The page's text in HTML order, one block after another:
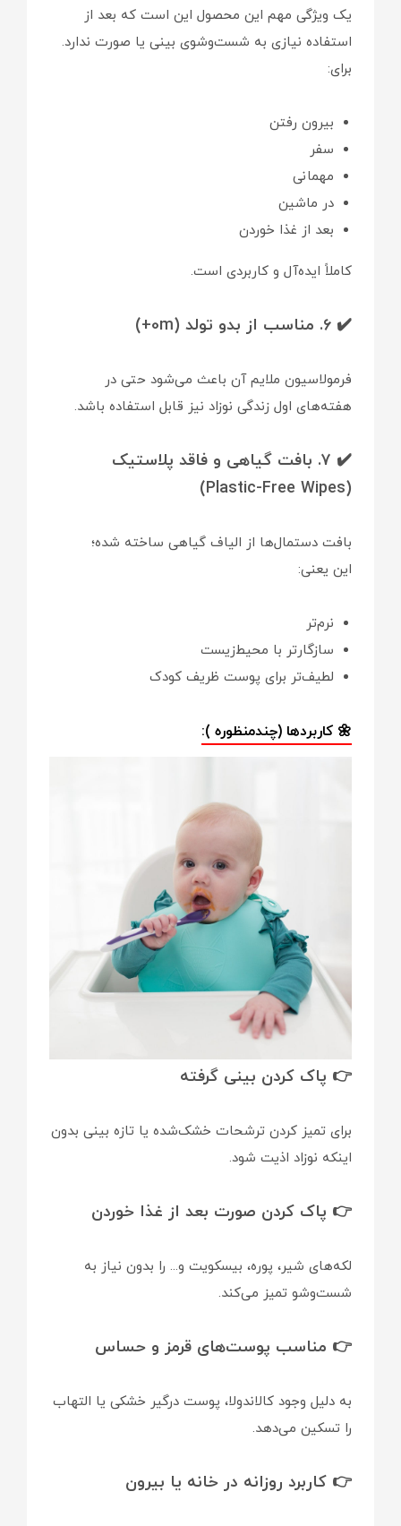
یک ویژگی مهم این محصول این است که بعد از
استفاده نیازی به شست‌وشوی بینی یا صورت ندارد.
برای:
بیرون رفتن
سفر
مهمانی
در ماشین
بعد از غذا خوردن
کاملاً ایده‌آل و کاربردی است.
✔️ ۶. مناسب از بدو تولد (0m+)
فرمولاسیون ملایم آن باعث می‌شود حتی در
هفته‌های اول زندگی نوزاد نیز قابل استفاده باشد.
✔️ ۷. بافت گیاهی و فاقد پلاستیک
(Plastic-Free Wipes)
بافت دستمال‌ها از الیاف گیاهی ساخته شده؛
این یعنی:
نرم‌تر
سازگارتر با محیط‌زیست
لطیف‌تر برای پوست ظریف کودک
🌼 کاربردها (چندمنظوره ):
👉 پاک کردن بینی گرفته
برای تمیز کردن ترشحات خشک‌شده یا تازه بینی بدون
اینکه نوزاد اذیت شود.
👉 پاک کردن صورت بعد از غذا خوردن
لکه‌های شیر، پوره، بیسکویت و... را بدون نیاز به
شست‌وشو تمیز می‌کند.
👉 مناسب پوست‌های قرمز و حساس
به دلیل وجود کالاندولا، پوست درگیر خشکی یا التهاب
را تسکین می‌دهد.
👉 کاربرد روزانه در خانه یا بیرون